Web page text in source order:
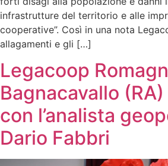
infrastrutture del territorio e alle
cooperative”. Così in una nota
allagamenti e gli […]
Legacoop
Bagnacavallo (RA)
con l’analista
Dario Fabbri